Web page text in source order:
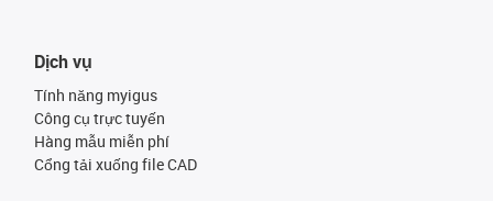
Dịch vụ
Tính năng myigus
Công cụ trực tuyến
Hàng mẫu miễn phí
Cổng tải xuống file CAD